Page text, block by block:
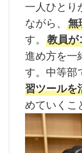
一人ひとり
ながら、 無
す。 教員が
進め方を一
す。中等部
習ツールを
めていくこ